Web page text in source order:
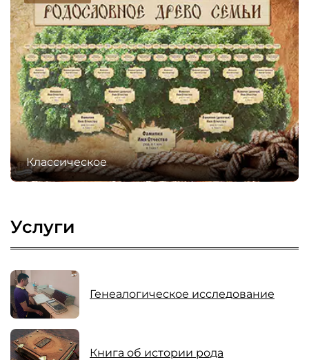
Классическое
Услуги
Генеалогическое исследование
Книга об истории рода